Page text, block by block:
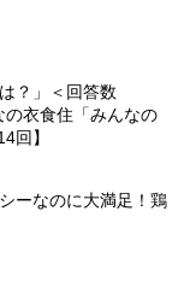
？」＜回答数
衣食住「みんなの
回】
ーなのに大満足！鶏